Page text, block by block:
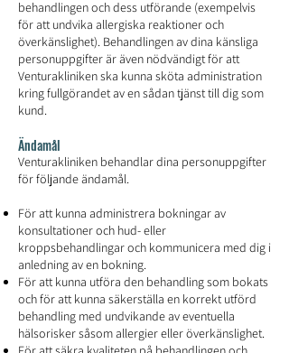
behandlingen och dess utförande (exempelvis
för att undvika allergiska reaktioner och
överkänslighet). Behandlingen av dina känsliga
personuppgifter är även nödvändigt för att
Venturakliniken ska kunna sköta administration
kring fullgörandet av en sådan tjänst till dig som
kund.
Ändamål
Venturakliniken behandlar dina personuppgifter
för följande ändamål.
För att kunna administrera bokningar av
konsultationer och hud- eller
kroppsbehandlingar och kommunicera med dig i
anledning av en bokning.
För att kunna utföra den behandling som bokats
och för att kunna säkerställa en korrekt utförd
behandling med undvikande av eventuella
hälsorisker såsom allergier eller överkänslighet.